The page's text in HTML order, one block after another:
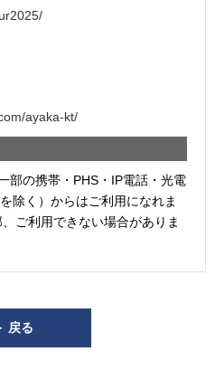
ayaka-kt/
部の携帯・PHS・IP電話・光電
除く）からはご利用になれま
ご利用できない場合がありま
戻る